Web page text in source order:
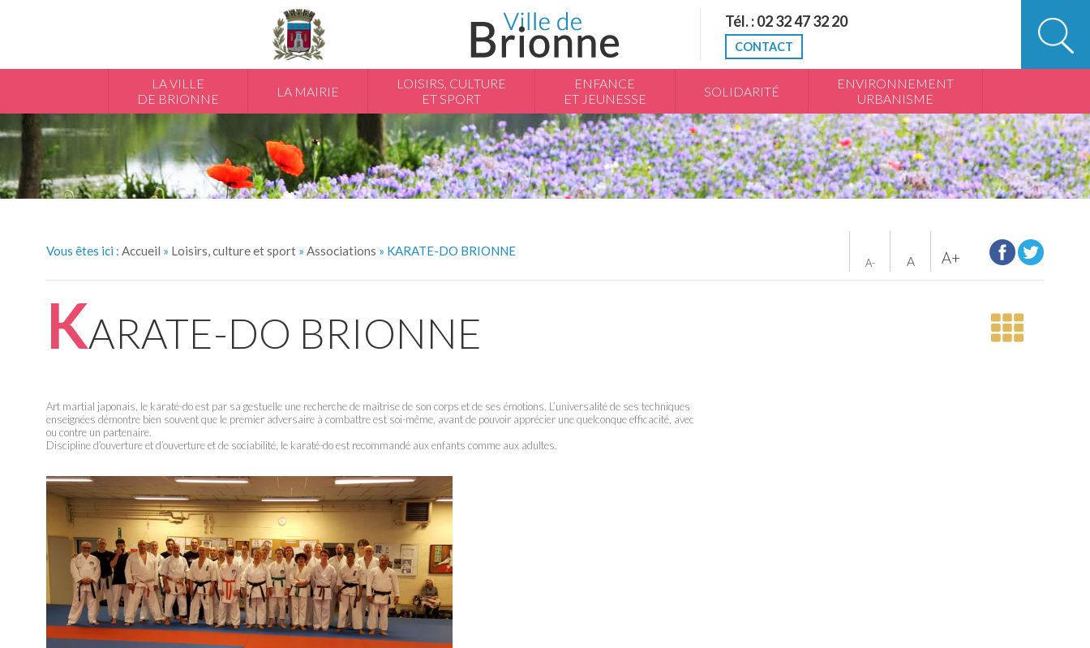
Tél. : 02 32 47 32 20
CONTACT
LA VILLE
DE BRIONNE
LA MAIRIE
LOISIRS, CULTURE
ET SPORT
ENFANCE
ET JEUNESSE
SOLIDARITÉ
ENVIRONNEMENT
URBANISME
Vous êtes ici : Accueil » Loisirs, culture et sport» Associations » KARATE-DO BRIONNE A+
A
A-
KARATE-DO BRIONNE
Art martial japonais, le karaté-do est par sa gestuelle une recherche de maîtrise de son corps et de ses émotions. L’universalité de ses techniques
enseignées démontre bien souvent que le premier adversaire à combattre est soi-même, avant de pouvoir apprécier une quelconque efficacité, avec
ou contre un partenaire.
Discipline d’ouverture et d’ouverture et de sociabilité, le karaté-do est recommandé aux enfants comme aux adultes.